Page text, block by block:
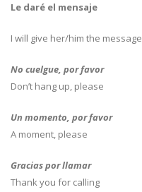
Le daré el mensaje
I will give her/him the message
No cuelgue, por favor
Don’t hang up, please
Un momento, por favor
A moment, please
Gracias por llamar
Thank you for calling